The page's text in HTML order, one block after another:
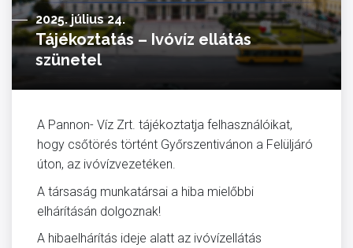
2025. július 24.
Tájékoztatás – Ivóvíz ellátás
szünetel
A Pannon- Víz Zrt. tájékoztatja felhasználóikat,
hogy csőtörés történt Győrszentivánon a Felüljáró
úton, az ivóvízvezetéken.
A társaság munkatársai a hiba mielőbbi
elhárításán dolgoznak!
A hibaelhárítás ideje alatt az ivóvízellátás